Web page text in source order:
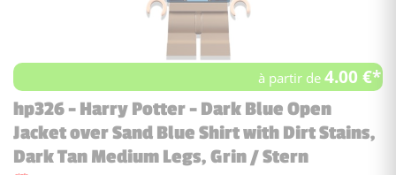
à partir de4.00 €*
hp326 - Harry Potter - Dark Blue Open
Jacket over Sand Blue Shirt with Dirt Stains,
Dark Tan Medium Legs, Grin / Stern